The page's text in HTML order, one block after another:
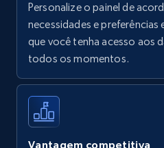
Walmart - products
Specifications, Image urls,
more.
5.6K+ 875+
Personalize o painel de
necessidades e
que você tenha acesso aos
todos os momentos.
Vantagem competitiva